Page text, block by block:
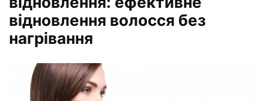
відновлення волосся без
нагрівання